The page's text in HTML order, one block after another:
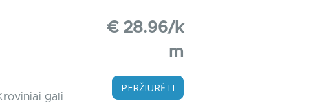
gali
€ 28.96/k
m
PERŽIŪRĖTI